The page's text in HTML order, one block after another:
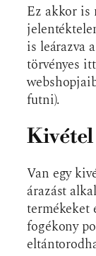
Ez akkor is
is leárazva
törvényes
futni).
Kivétel
Van egy
árazást
termékeket
fogékony